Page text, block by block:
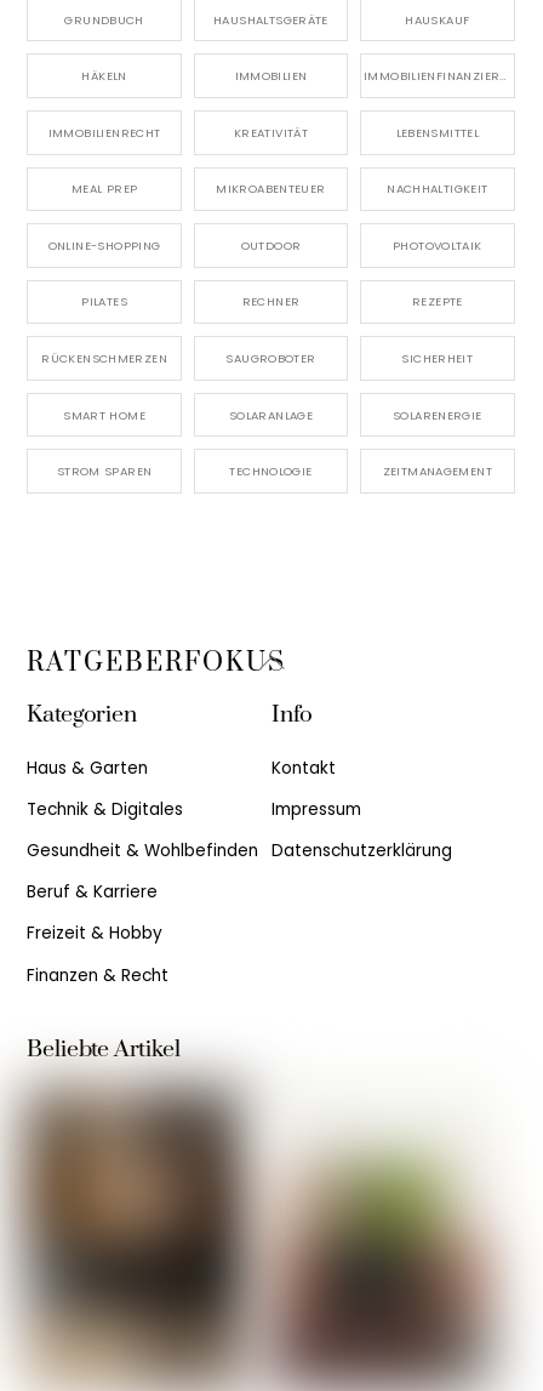
GRUNDBUCH HAUSHALTSGERÄTE HAUSKAUF
HÄKELN IMMOBILIEN IMMOBILIENFINANZIERUNG
IMMOBILIENRECHT KREATIVITÄT LEBENSMITTEL
MEAL PREP MIKROABENTEUER NACHHALTIGKEIT
ONLINE-SHOPPING OUTDOOR PHOTOVOLTAIK
PILATES RECHNER REZEPTE
RÜCKENSCHMERZEN SAUGROBOTER SICHERHEIT
SMART HOME SOLARANLAGE SOLARENERGIE
STROM SPAREN TECHNOLOGIE ZEITMANAGEMENT
Back
Top
RATGEBERFOKUS
Kategorien
Haus & Garten
Technik & Digitales
Gesundheit & Wohlbefinden
Beruf & Karriere
Freizeit & Hobby
Finanzen & Recht
Info
Kontakt
Impressum
Datenschutzerklärung
Beliebte Artikel